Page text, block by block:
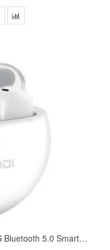
Fone De Ouvido Sem Fio Kaidi TWS Bluetooth 5.0 Smart Touch KD-770